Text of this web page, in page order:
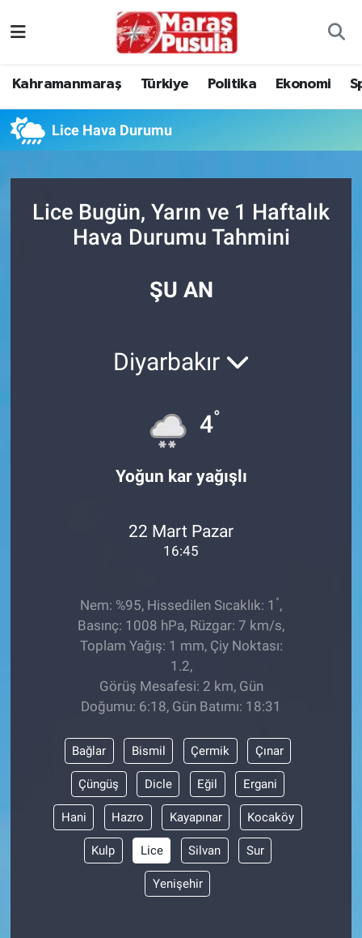
Kahramanmaraş Türkiye Politika Ekonomi
Lice Hava Durumu
Lice Bugün, Yarın ve 1 Haftalık
Hava Durumu Tahmini
ŞU AN
Diyarbakır
4°
Yoğun kar yağışlı
22 Mart Pazar
16:45
Nem: %95, Hissedilen Sıcaklık: 1 °,
Basınç: 1008 hPa, Rüzgar: 7 km/s,
Toplam Yağış: 1 mm, Çiy Noktası:
1.2,
Görüş Mesafesi: 2 km, Gün
Doğumu: 6:18, Gün Batımı: 18:31
Bağlar Bismil Çermik Çınar
Çüngüş Dicle Eğil Ergani
Hani Hazro Kayapınar Kocaköy
Kulp Lice Silvan Sur
Yenişehir
Ekonomi
ASAYİŞ
ÇEVRE
HABERDE İNSAN
BİLİM VE TEKNOLOJİ
Güvenlik
Süper Lig Puan Durumu ve Fikstür
Haber Arşivi